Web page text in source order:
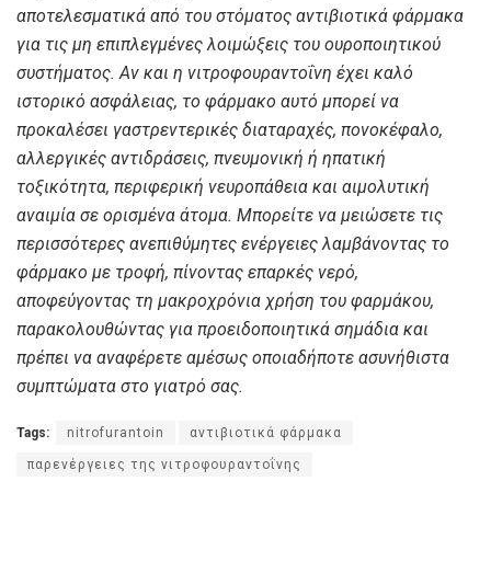
αποτελεσματικά από του στόματος αντιβιοτικά φάρμακα
για τις μη επιπλεγμένες λοιμώξεις του ουροποιητικού
συστήματος. Αν και η νιτροφουραντοΐνη έχει καλό
ιστορικό ασφάλειας, το φάρμακο αυτό μπορεί να
προκαλέσει γαστρεντερικές διαταραχές, πονοκέφαλο,
αλλεργικές αντιδράσεις, πνευμονική ή ηπατική
τοξικότητα, περιφερική νευροπάθεια και αιμολυτική
αναιμία σε ορισμένα άτομα. Μπορείτε να μειώσετε τις
περισσότερες ανεπιθύμητες ενέργειες λαμβάνοντας το
φάρμακο με τροφή, πίνοντας επαρκές νερό,
αποφεύγοντας τη μακροχρόνια χρήση του φαρμάκου,
παρακολουθώντας για προειδοποιητικά σημάδια και
πρέπει να αναφέρετε αμέσως οποιαδήποτε ασυνήθιστα
συμπτώματα στο γιατρό σας.
Tags: nitrofurantoin αντιβιοτικά φάρμακα
παρενέργειες της νιτροφουραντοΐνης